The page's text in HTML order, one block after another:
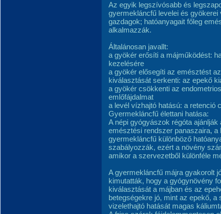
Az egyik legszívósabb és
gyermekláncfű levelei és
gazdagok; hatóanyagait főleg
alkalmazzák.
Általánosan javallt:
a gyökér erősíti a májműködést:
kezelésére
a gyökér elősegíti az emésztést
kiválasztását serkenti: az epekő
a gyökér csökkenti az
emlőfájdalmat
a levél vízhajtó hatású: a retenció
Gyermekláncfű élettani hatása:
A népi gyógyászok régóta
emésztési rendszer panaszaira,
gyermekláncfű különböző
szabályozzák, ezért a növény
amikor a szervezetből különféle
A gyermekláncfű májra gyakorolt
kimutatták, hogy a gyógynövény
kiválasztását a májban és az
betegségekre jó, mint az epekő,
vizelethajtó hatását magas